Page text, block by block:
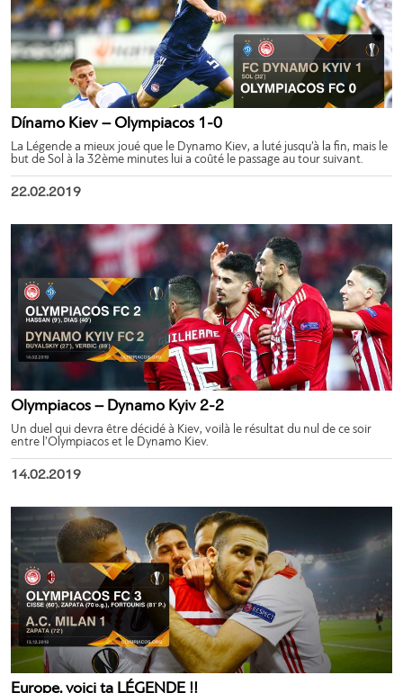
Dínamo Kiev – Olympiacos 1-0
La Légende a mieux joué que le Dynamo Kiev, a luté jusqu’à la fin, mais le
but de Sol à la 32ème minutes lui a coûté le passage au tour suivant.
22.02.2019
Olympiacos – Dynamo Kyiv 2-2
Un duel qui devra être décidé à Kiev, voilà le résultat du nul de ce soir
entre l’Olympiacos et le Dynamo Kiev.
14.02.2019
Europe, voici ta LÉGENDE !!